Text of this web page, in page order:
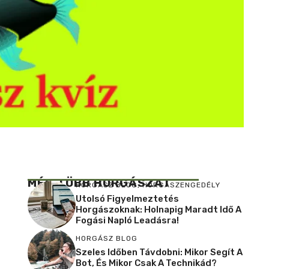
MÉG TÖBB HORGÁSZAT
HORGÁSZ BLOG,HORGÁSZENGEDÉLY
Utolsó Figyelmeztetés
Horgászoknak: Holnapig Maradt Idő A
Fogási Napló Leadásra!
HORGÁSZ BLOG
Szeles Időben Távdobni: Mikor Segít A
Bot, És Mikor Csak A Technikád?